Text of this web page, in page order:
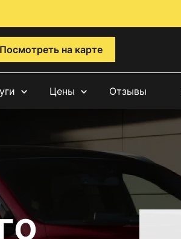
Посмотреть на карте
Цены Отзывы